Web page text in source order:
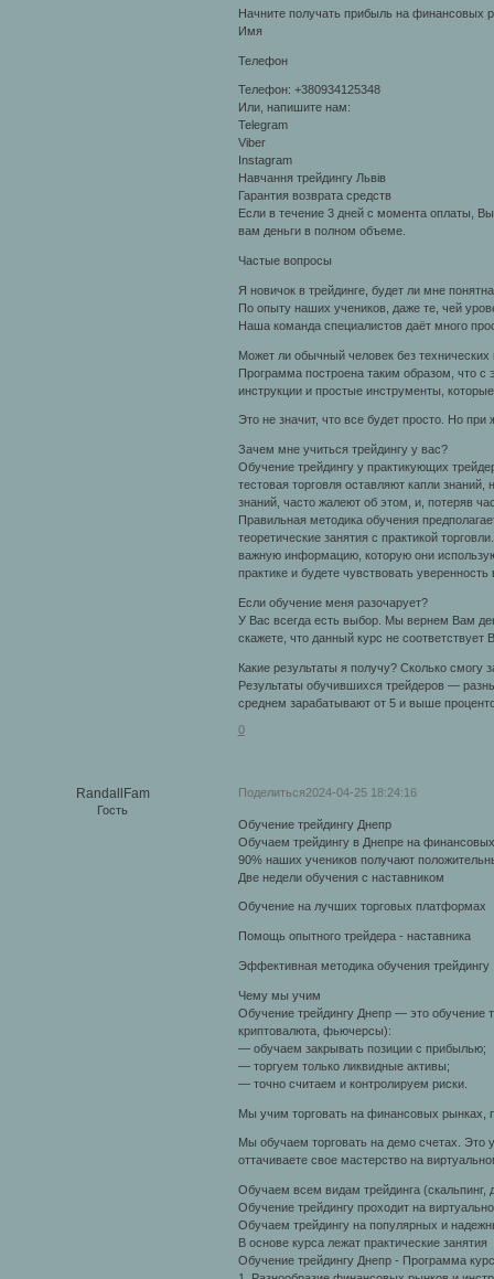
Начните получать прибыль на финансовых
Имя
Телефон
Телефон: +380934125348
Или, напишите нам:
Telegram
Viber
Instagram
Навчання трейдингу Львів
Гарантия возврата средств
Если в течение 3 дней с момента оплаты,
вам деньги в полном объеме.
Частые вопросы
Я новичок в трейдинге, будет ли мне
По опыту наших учеников, даже те, чей
Наша команда специалистов даёт много
Может ли обычный человек без технических
Программа построена таким образом, что
инструкции и простые инструменты,
Это не значит, что все будет просто. Но
Зачем мне учиться трейдингу у вас?
Обучение трейдингу у практикующих
тестовая торговля оставляют капли
знаний, часто жалеют об этом, и, потеряв
Правильная методика обучения
теоретические занятия с практикой
важную информацию, которую они
практике и будете чувствовать уверенность
Если обучение меня разочарует?
У Вас всегда есть выбор. Мы вернем Вам
скажете, что данный курс не
Какие результаты я получу? Сколько смогу
Результаты обучившихся трейдеров —
среднем зарабатывают от 5 и выше
0
Поделиться2024-04-25 18:24:16
RandallFam
Гость
Обучение трейдингу Днепр
Обучаем трейдингу в Днепре на
90% наших учеников получают
Две недели обучения с наставником
Обучение на лучших торговых платформах
Помощь опытного трейдера - наставника
Эффективная методика обучения трейдингу
Чему мы учим
Обучение трейдингу Днепр — это обучение
криптовалюта, фьючерсы):
— обучаем закрывать позиции с прибылью;
— торгуем только ликвидные активы;
— точно считаем и контролируем риски.
Мы учим торговать на финансовых рынках,
Мы обучаем торговать на демо счетах. Это
оттачиваете свое мастерство на
Обучаем всем видам трейдинга (скальпинг,
Обучение трейдингу проходит на
Обучаем трейдингу на популярных и
В основе курса лежат практические занятия
Обучение трейдингу Днепр - Программа